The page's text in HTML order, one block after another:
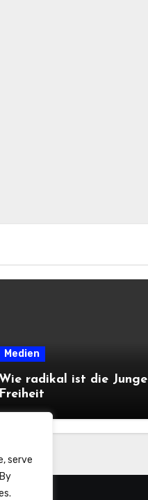
serve
Medien
Wie radikal ist die Junge
Freiheit